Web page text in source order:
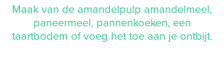
Maak van de amandelpulp amandelmeel,
paneermeel, pannenkoeken, een
taartbodem of voeg het toe aan je ontbijt.